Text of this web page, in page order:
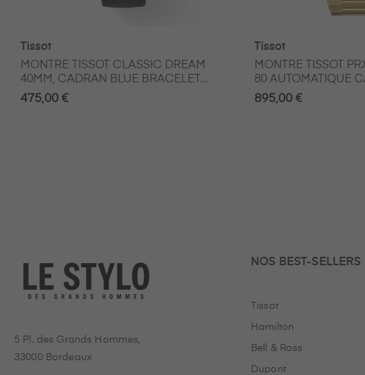
Tissot
MONTRE TISSOT CLASSIC DREAM
40MM, CADRAN BLUE BRACELET
CUIR NOIR
475,00 €
Tissot
MONTRE TISSOT
80 AUTOMATIQUE
SPECIAL EDITION
895,00 €
5 Pl. des Grands Hommes,
33000 Bordeaux
NOS BEST-SELLERS
Tissot
Hamilton
Bell & Ross
Dupont